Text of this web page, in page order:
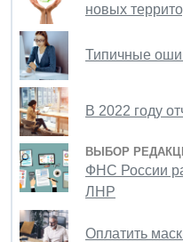
новых
Типичные
В 2022 году
ВЫБОР
ФНС России
ЛНР
Оплатить